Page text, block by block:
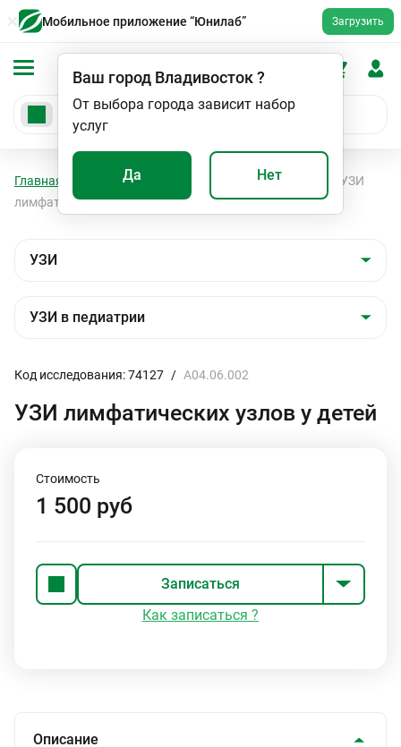
Мобильное приложение “Юнилаб” Загрузить
Ваш город Владивосток?
От выбора города зависит набор
услуг
Да Нет
Главная Мед. услуги УЗИ в педиатрии
УЗИ
лимфатических узлов у детей
Код исследования: 74127 / A04.06.002
УЗИ лимфатических узлов у детей
Стоимость
1 500 руб
Записаться
Как записаться ?
Описание